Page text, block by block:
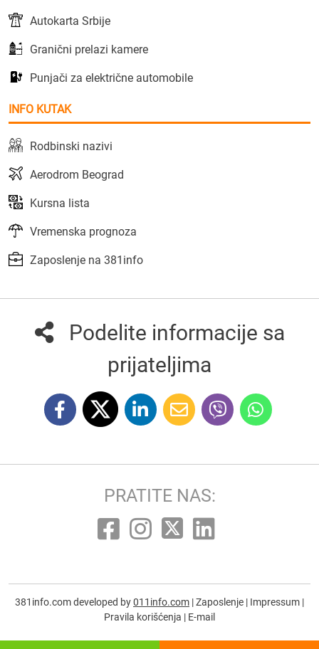
Autokarta Srbije
Granični prelazi kamere
Punjači za električne automobile
INFO KUTAK
Rodbinski nazivi
Aerodrom Beograd
Kursna lista
Vremenska prognoza
Zaposlenje na 381info
Podelite informacije sa
prijateljima
PRATITE NAS:
381info.com developed by011info.com |Zaposlenje | Impressum |
Pravila korišćenja | E-mail